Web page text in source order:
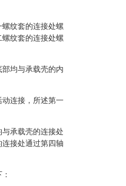
纹套的连接处螺
纹套的连接处螺
均与承载壳的内
连接，所述第一
承载壳的连接处
接处通过第四轴